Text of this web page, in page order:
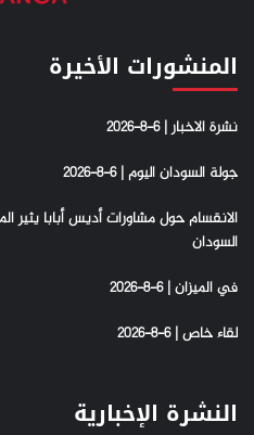
المنشورات الأخيرة
نشرة الاخبار | 6-8-2026
جولة السودان اليوم | 6-8-2026
الانقسام حول مشاورات أديس أبابا
السودان
في الميزان | 6-8-2026
لقاء خاص | 6-8-2026
النشرة الإخبارية